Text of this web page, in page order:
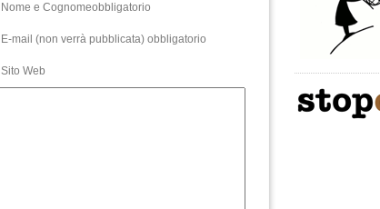
Nome e Cognomeobbligatorio
E-mail (non verrà pubblicata) obbligatorio
Sito Web